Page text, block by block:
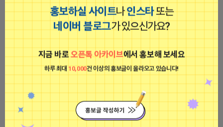
홍보하실 사이트나인스타또는
네이버 블로그가 있으신가요?
지금 바로오픈톡 아카이브에서 홍보해 보세요
하루 최대 10,000건 이상의 홍보글이 올라오고 있습니다!
팅 cpc보다 나은 1:1 맞춤 최적화
솔루션 효율&반영 좋은 것만 추천
드립니다.
- 블로그/카페/모든 플랫폼 리뷰/리
워드 - 스마트스토어/쿠팡 SEO 안
내&관리
(카톡) pp235
2026-04-16 17:37 댓글: 0개
비공개
영수증 / 예약자 / 앱리뷰 - 플레이
스 25일 보장형으로 후불결제 가능
- 언론 진행중 - 블로그 건바이, 월보
장, 최블, 막배포 - 칼답보장! (카톡)
downy33
광고